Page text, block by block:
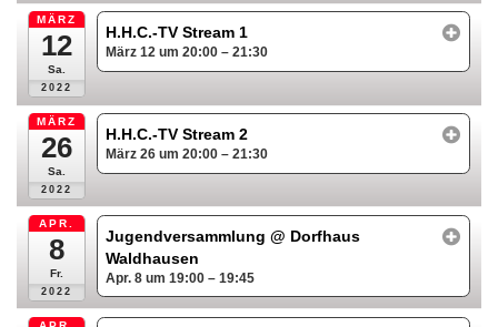
MÄRZ
12
Sa.
2022
H.H.C.-TV Stream 1
März 12 um 20:00 – 21:30
MÄRZ
26
Sa.
2022
H.H.C.-TV Stream 2
März 26 um 20:00 – 21:30
APR.
8
Fr.
2022
Jugendversammlung@ Dorfhaus
Waldhausen
Apr. 8 um 19:00 – 19:45